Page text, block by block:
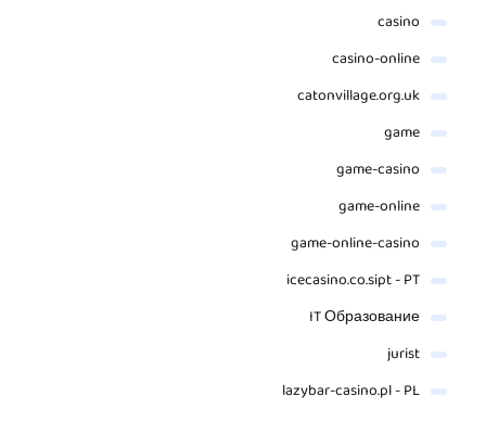
casino
casino-online
catonvillage.org.uk
game
game-casino
game-online
game-online-casino
icecasino.co.sipt - PT
IT Образование
jurist
lazybar-casino.pl - PL